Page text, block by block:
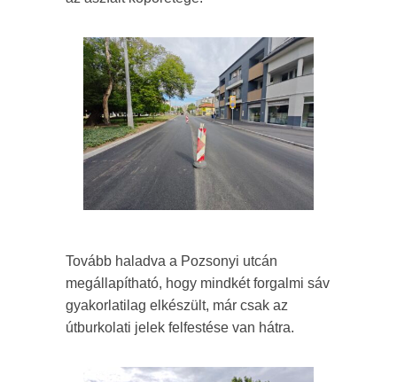
Tovább haladva a Pozsonyi utcán
megállapítható, hogy mindkét forgalmi sáv
gyakorlatilag elkészült, már csak az
útburkolati jelek felfestése van hátra.